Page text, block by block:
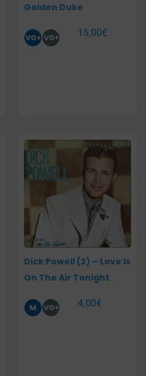
Golden Duke
15,00€
Dick Powell (2) – Love Is
On The Air Tonight
4,00€